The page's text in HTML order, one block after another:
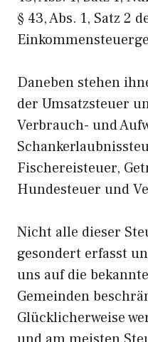
§ 43, Abs. 1, Satz 2
Daneben stehen
der Umsatzsteuer
Verbrauch- und
Fischereisteuer,
Hundesteuer und
Nicht alle dieser
gesondert erfasst
uns auf die
Gemeinden
Glücklicherweise